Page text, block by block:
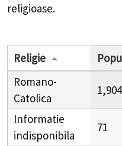
religioase.
Religie
Romano-
Catolica
1,904
Informatie
indisponibila
71